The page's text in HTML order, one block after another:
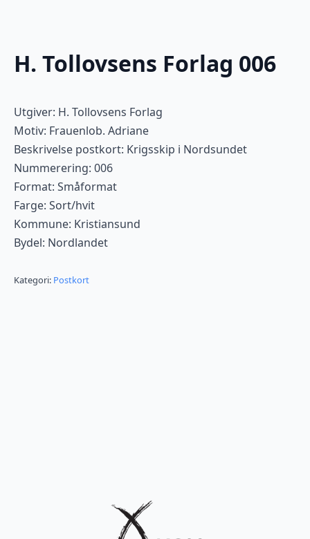
H. Tollovsens Forlag 006
Utgiver: H. Tollovsens Forlag
Motiv: Frauenlob. Adriane
Beskrivelse postkort: Krigsskip i Nordsundet
Nummerering: 006
Format: Småformat
Farge: Sort/hvit
Kommune: Kristiansund
Bydel: Nordlandet
Kategori: Postkort